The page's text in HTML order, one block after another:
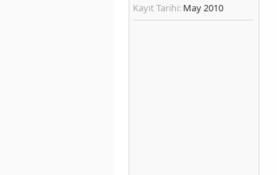
Kayıt Tarihi: May 2010